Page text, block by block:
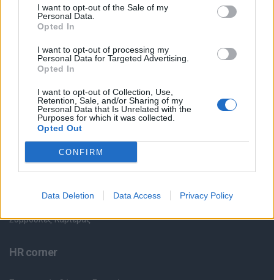
I want to opt-out of the Sale of my
Personal Data.
Opted In
I want to opt-out of processing my
Personal Data for Targeted Advertising.
Opted In
I want to opt-out of Collection, Use,
Retention, Sale, and/or Sharing of my
Personal Data that Is Unrelated with the
Purposes for which it was collected.
Opted Out
CONFIRM
Data Deletion Data Access Privacy Policy
Θέσεις εργασίας
Θέσεις Εργασίας ανά Ειδικότητα
Θέσεις Εργασίας ανά Εταιρεία
Κέντρο Βοήθειας
Υπηρεσίες υποψηφίων
Καταχώρηση Online Βιογραφικού
Συμβουλές Καριέρας
HR corner